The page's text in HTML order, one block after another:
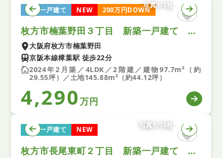
中古一戸建て NEW 200万円DOWN
写真1/1枚
枚方市楠葉野田３丁目 新築一戸建て ２号地
大阪府枚方市楠葉野田
京阪本線樟葉駅 徒歩22分
2024年2月築／4LDK／2階建／建物97.7m²（約
29.55坪）／土地145.88m²（約44.12坪）
4,290万円
新築一戸建て NEW
写真1/16枚
枚方市長尾東町２丁目 新築一戸建て 全１区画